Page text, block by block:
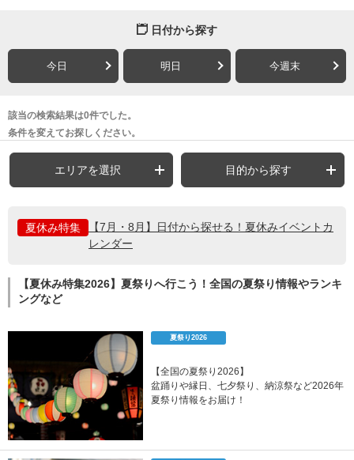
日付から探す
今日 明日 今週末
該当の検索結果は0件でした。
条件を変えてお探しください。
エリアを選択 目的から探す
夏休み特集
【7月・8月】日付から探せる！夏休みイベントカ
レンダー
【夏休み特集2026】夏祭りへ行こう！全国の夏祭り情報やランキ
ングなど
夏祭り2026
【全国の夏祭り2026】
盆踊りや縁日、七夕祭り、納涼祭など2026年
夏祭り情報をお届け！